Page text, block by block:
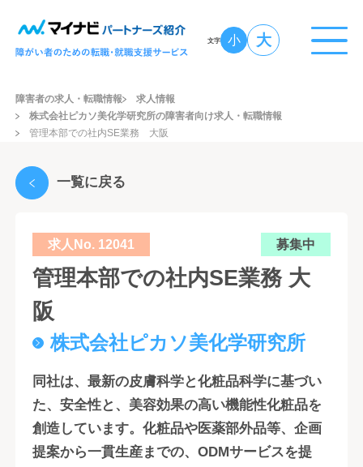
文字 小 大
障害者の求人・転職情報
求人情報
株式会社ピカソ美化学研究所の障害者向け求人・転職情報
管理本部での社内SE業務 大阪
一覧に戻る
求人No. 12041 募集中
管理本部での社内SE業務 大
阪
株式会社ピカソ美化学研究所
同社は、最新の皮膚科学と化粧品科学に基づい
た、安全性と、美容効果の高い機能性化粧品を
創造しています。化粧品や医薬部外品等、企画
提案から一貫生産までの、ODMサービスを提